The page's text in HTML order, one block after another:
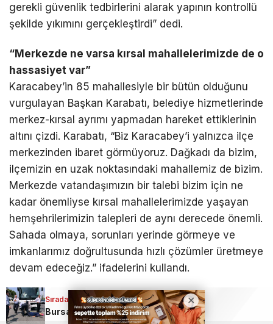
gerekli güvenlik tedbirlerini alarak yapının kontrollü
şekilde yıkımını gerçekleştirdi” dedi.
“Merkezde ne varsa kırsal mahallelerimizde de o
hassasiyet var”
Karacabey’in 85 mahallesiyle bir bütün olduğunu
vurgulayan Başkan Karabatı, belediye hizmetlerinde
merkez-kırsal ayrımı yapmadan hareket ettiklerinin
altını çizdi. Karabatı, “Biz Karacabey’i yalnızca ilçe
merkezinden ibaret görmüyoruz. Dağkadı da bizim,
ilçemizin en uzak noktasındaki mahallemiz de bizim.
Merkezde vatandaşımızın bir talebi bizim için ne
kadar önemliyse kırsal mahallelerimizde yaşayan
hemşehrilerimizin talepleri de aynı derecede önemli.
Sahada olmaya, sorunları yerinde görmeye ve
imkanlarımız doğrultusunda hızlı çözümler üretmeye
devam edeceğiz.” ifadelerini kullandı.
Sıradaki Haber
Bursa’da yüreklerin ağza geldiği an; Yolcu otobüsü kadına çarptı